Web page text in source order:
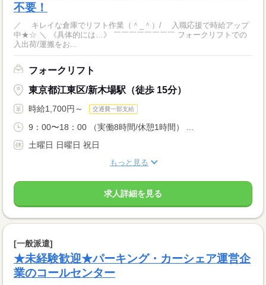
不要！
／ キレイな倉庫でリフト作業（＾_＾）/ 入職応援で時給アップ
中★☆ ＼ 《具体的には…》 ￣￣￣￣￣￣￣￣ フォークリフトでの
入出荷/運搬をお...
フォークリフト
東京都江東区/新木場駅（徒歩 15分）
時給1,700円～ 交通費一部支給
9：00〜18：00 （実働8時間/休憩1時間） ...
土曜日 日曜日 祝日
もっと見る
求人詳細を見る
[一般派遣]
★未経験歓迎★パーキング・カーシェア運営企
業のコールセンター